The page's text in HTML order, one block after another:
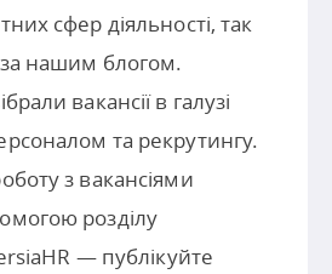
сфер діяльності, так
нашим блогом.
вакансії в галузі
та рекрутингу.
з вакансіями
розділу
— публікуйте